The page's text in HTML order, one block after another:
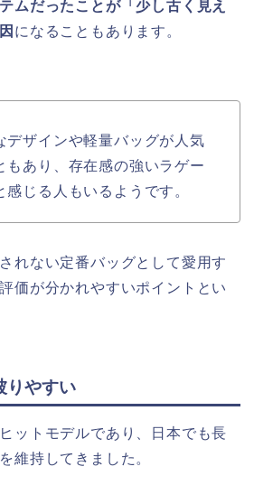
ムだったことが「少し古く見え
になることもあります。
デザインや軽量バッグが人気
もあり、存在感の強いラゲー
感じる人もいるようです。
れない定番バッグとして愛用す
価が分かれやすいポイントとい
りやすい
ットモデルであり、日本でも長
維持してきました。